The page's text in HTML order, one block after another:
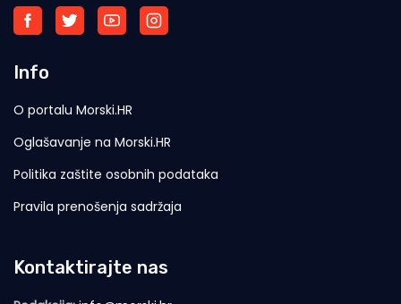
Info
O portalu Morski.HR
Oglašavanje na Morski.HR
Politika zaštite osobnih podataka
Pravila prenošenja sadržaja
Kontaktirajte nas